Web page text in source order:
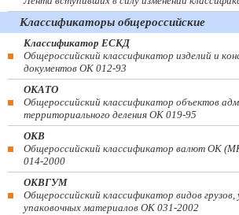
Классификаторы общероссийские
Классификатор ЕСКД
Общероссийский классификатор изделий и
документов ОК 012-93
ОКАТО
Общероссийский классификатор объектов
территориального деления ОК 019-95
ОКВ
Общероссийский классификатор валют ОК
014-2000
ОКВГУМ
Общероссийский классификатор видов грузов,
упаковочных материалов ОК 031-2002